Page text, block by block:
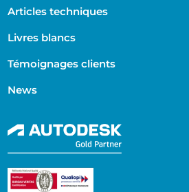
Articles techniques
Livres blancs
Témoignages clients
News